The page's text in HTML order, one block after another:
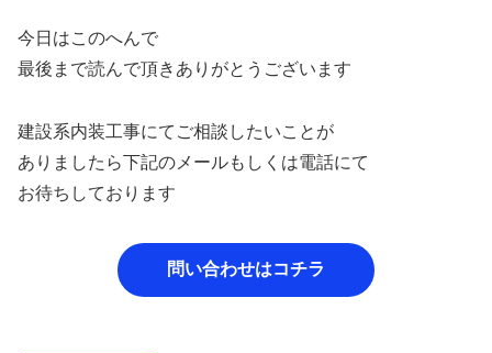
今日はこのへんで
最後まで読んで頂きありがとうございます
建設系内装工事にてご相談したいことが
ありましたら下記のメールもしくは電話にて
お待ちしております
問い合わせはコチラ